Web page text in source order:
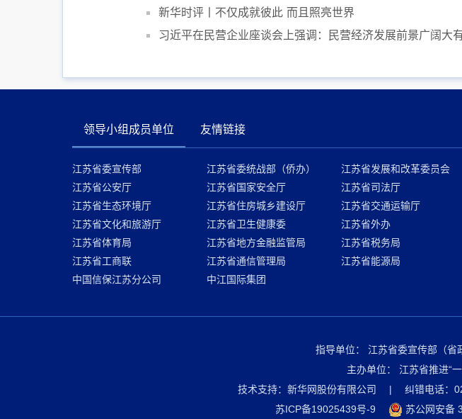
新华时评丨不仅成就彼此 而且照亮世界
习近平在民营企业座谈会上强调：民营经济发展前景广阔大
领导小组成员单位 友情链接
江苏省委宣传部 江苏省委统战部（侨办） 江苏省发展和改革委员会
江苏省公安厅
江苏省国家安全厅 江苏省司法厅
江苏省生态环境厅
江苏省住房城乡建设厅 江苏省交通运输厅
江苏省文化和旅游厅
江苏省卫生健康委 江苏省外办
江苏省体育局
江苏省地方金融监管局 江苏省税务局
江苏省工商联
江苏省通信管理局 江苏省能源局
中国信保江苏分公司
中江国际集团
指导单位：
江苏省委宣传部（省
主办单位：
江苏省推进“
技术支持：新华网股份有限公司
| 纠错电话：
苏ICP备19025439号-9
苏公网安备